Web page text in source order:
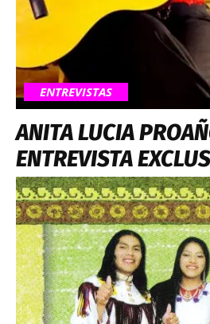
ENTREVISTAS
ANITA LUCIA
ENTREVISTA